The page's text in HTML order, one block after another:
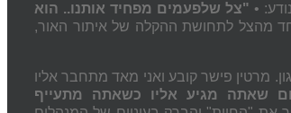
•
"צל שלפעמים מפחיד אותנו.. הוא
מהצל לתחושת ההקלה של איתור האור,
מרטין פישר קובע ואני מאד מתחבר אליו
שאתה מגיע אליו כשאתה מתעייף